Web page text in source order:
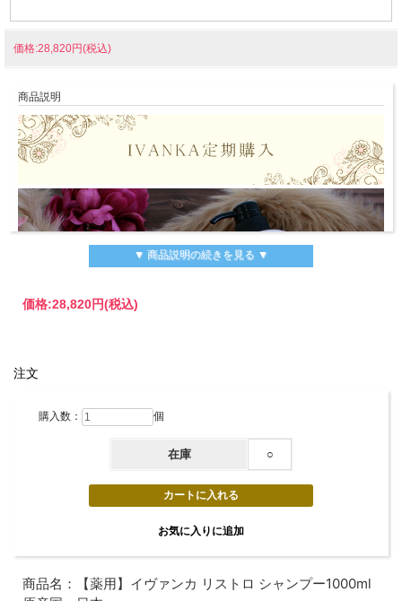
価格:28,820円(税込)
商品説明
▼ 商品説明の続きを見る ▼
価格:28,820円(税込)
注文
購入数： 個
在庫 ○
商品名：【薬用】イヴァンカ リストロ シャンプー1000ml